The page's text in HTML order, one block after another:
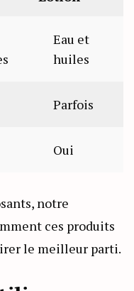
Eau et
huiles
Parfois
Oui
notre
ces produits
le meilleur parti.